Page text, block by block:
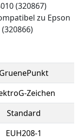
(320867)
zu Epson
GruenePunkt
Zeichen
Standard
EUH208-1